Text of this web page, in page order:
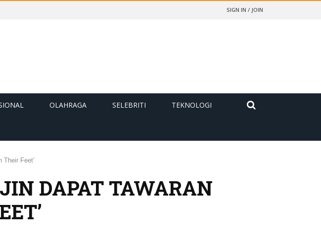
SIGN IN / JOIN
OLAHRAGA SELEBRITI TEKNOLOGI
Their Feet’
DAPAT TAWARAN